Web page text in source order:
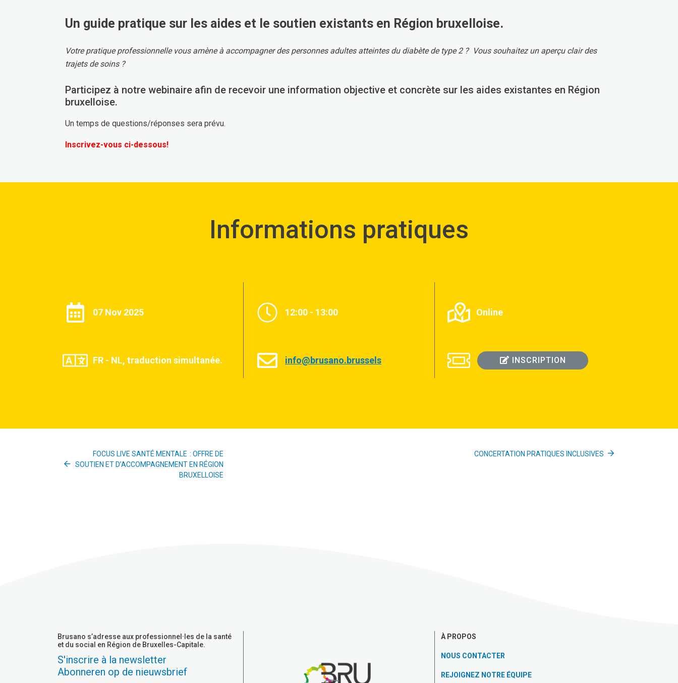
Un guide pratique sur les aides et le soutien existants en Région bruxelloise.
Votre pratique professionnelle vous amène à accompagner des personnes adultes atteintes du diabète de type 2 ? Vous souhaitez un aperçu clair des
trajets de soins ?
Participez à notre webinaire afin de recevoir une information objective et concrète sur les aides existantes en Région
bruxelloise.
Un temps de questions/réponses sera prévu.
Inscrivez-vous ci-dessous!
Informations pratiques
07 Nov 2025 12:00 - 13:00 Online
FR - NL, traduction simultanée. info@brusano.brussels INSCRIPTION
FOCUS LIVE SANTÉ MENTALE : OFFRE DE
SOUTIEN ET D’ACCOMPAGNEMENT EN RÉGION
BRUXELLOISE
CONCERTATION PRATIQUES INCLUSIVES
Brusano s’adresse aux professionnel·les de la santé
et du social en Région de Bruxelles-Capitale.
S'inscrire à la newsletter
Abonneren op de nieuwsbrief
À PROPOS
NOUS CONTACTER
REJOIGNEZ NOTRE ÉQUIPE